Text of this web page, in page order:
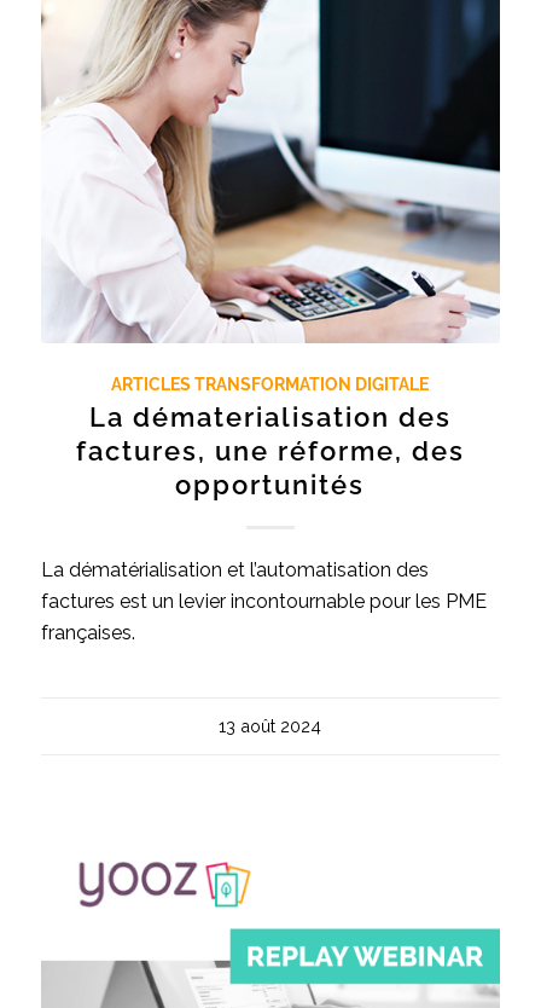
ARTICLES TRANSFORMATION DIGITALE
La dématerialisation des
factures, une réforme, des
opportunités
La dématérialisation et l’automatisation des
factures est un levier incontournable pour les PME
françaises.
13 août 2024